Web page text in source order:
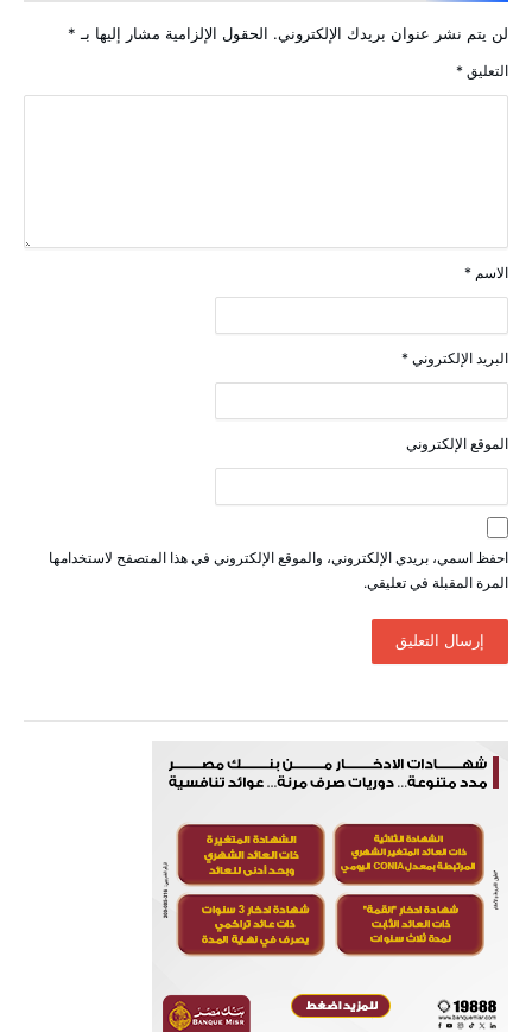
لن يتم نشر عنوان بريدك الإلكتروني. الحقول الإلزامية مشار إليها بـ *
التعليق *
الاسم *
البريد الإلكتروني *
الموقع الإلكتروني
احفظ اسمي، بريدي الإلكتروني، والموقع الإلكتروني في هذا المتصفح لاستخدامها
المرة المقبلة في تعليقي.